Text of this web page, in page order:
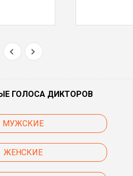
ГОЛОСА ДИКТОРОВ
МУЖСКИЕ
ЖЕНСКИЕ